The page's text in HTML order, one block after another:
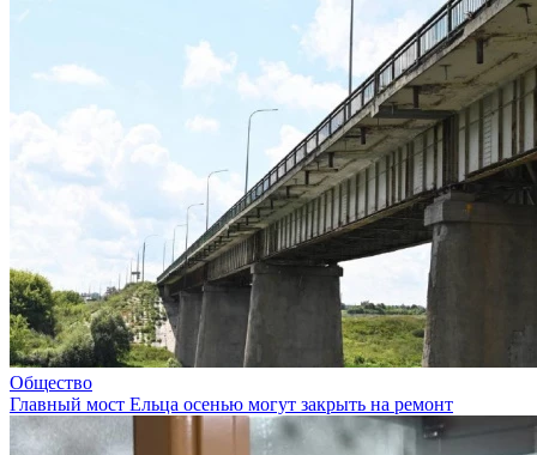
Общество
Главный мост Ельца осенью могут закрыть на ремонт